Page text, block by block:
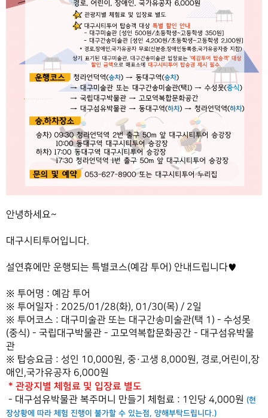
안녕하세요~
대구시티투어입니다.
설연휴에만 운행되는 특별코스(예감 투어) 안내드립니다♥
※ 투어명 : 예감 투어
※ 투어일자 : 2025/01/28(화), 01/30(목) / 2일
※ 투어코스 : 대구미술관 또는 대구간송미술관(택 1) - 수성못
(중식) - 국립대구박물관 - 고모역복합문화공간 - 대구섬유박물
관
※ 탑승요금 : 성인 10,000원, 중·고생 8,000원, 경로,어린이,장
애인,국가유공자 6,000원
* 관광지별 체험료 및 입장료 별도
- 대구섬유박물관 복주머니 만들기 체험료 : 1인당 4,000원 (현
장상황에 따라 체험 진행이 불가할 수 있는점, 양해부탁드립니다.)